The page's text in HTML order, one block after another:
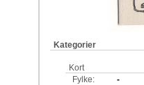
Kategorier
Kort
Fylke:
-